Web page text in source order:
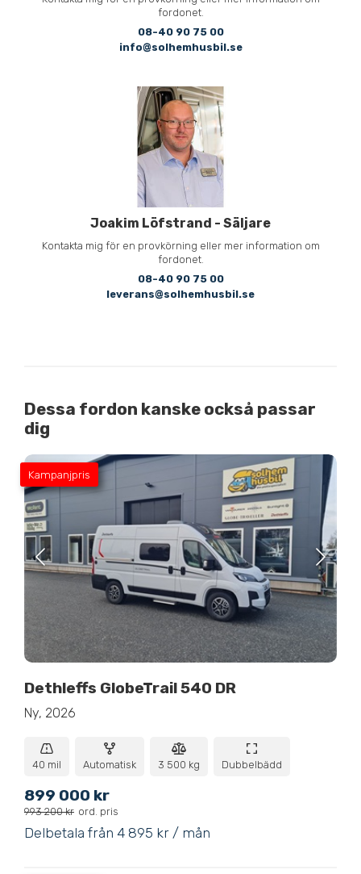
fordonet.
08-40 90 75 00
info@solhemhusbil.se
Joakim Löfstrand - Säljare
Kontakta mig för en provkörning eller mer information om
fordonet.
08-40 90 75 00
leverans@solhemhusbil.se
Dessa fordon kanske också passar
dig
Kampanjpris
Dethleffs GlobeTrail 540 DR
Ny, 2026
40 mil Automatisk 3 500 kg Dubbelbädd
899 000 kr
993 200 kr ord. pris
Delbetala från 4 895 kr / mån